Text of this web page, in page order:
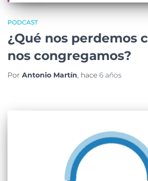
PODCAST
¿Qué nos perdemos
nos congregamos?
Por Antonio Martín, hace 6 años